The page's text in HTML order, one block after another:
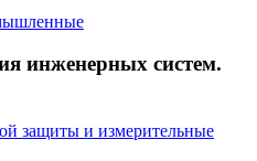
инженерных систем.
защиты и измерительные